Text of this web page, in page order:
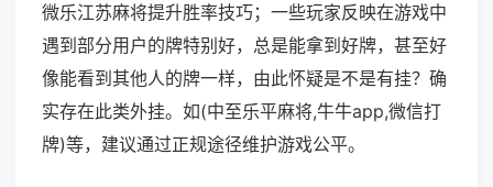
微乐江苏麻将提升胜率技巧；一些玩家反映在游戏中
遇到部分用户的牌特别好，总是能拿到好牌，甚至好
像能看到其他人的牌一样，由此怀疑是不是有挂？确
实存在此类外挂。如(中至乐平麻将,牛牛app,微信打
牌)等，建议通过正规途径维护游戏公平。